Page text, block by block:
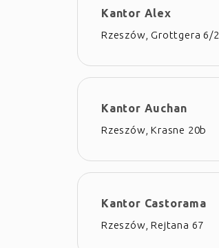
Kantor Alex
Rzeszów, Grottgera 6/2
Kantor Auchan
Rzeszów, Krasne 20b
Kantor Castorama
Rzeszów, Rejtana 67